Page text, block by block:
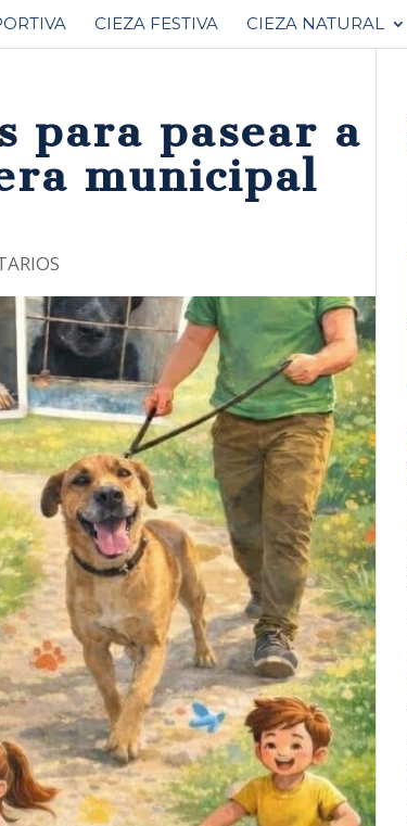
CIEZA FESTIVA CIEZA NATURAL
para pasear a
municipal